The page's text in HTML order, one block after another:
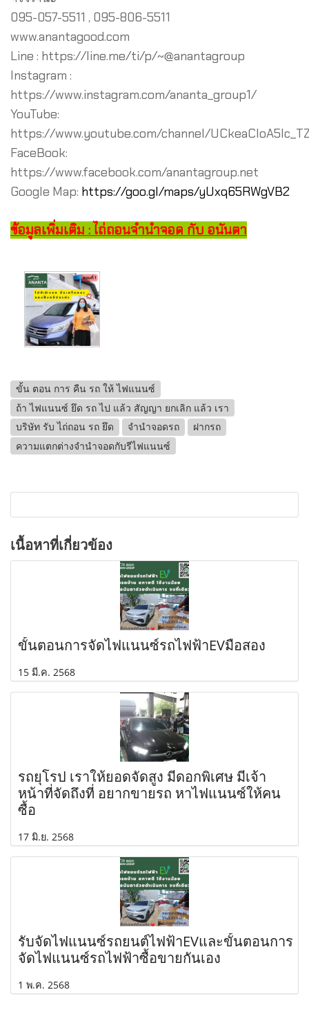
095-057-5511 , 095-806-5511
www.anantagood.com
Line : https://line.me/ti/p/~@anantagroup
Instagram :
https://www.instagram.com/ananta_group1/
YouTube:
https://www.youtube.com/channel/
FaceBook:
https://www.facebook.com/anantagroup.net
Google Map: https://goo.gl/maps/yUxq65RWgVB2
ข้อมูลเพิ่มเติม : ไถ่ถอนจำนำจอด กับ อนันตา
ขั้น ตอน การ คืน รถ ให้ ไฟแนนซ์
ถ้า ไฟแนนซ์ ยึด รถ ไป แล้ว สัญญา ยกเลิก แล้ว เรา
บริษัท รับ ไถ่ถอน รถ ยึด
จำนำจอดรถ
ฝากรถ
ความแตกต่างจำนำจอดกับรีไฟแนนซ์
เนื้อหาที่เกี่ยวข้อง
ขั้นตอนการจัดไฟแนนซ์รถไฟฟ้าEVมือสอง
15 มี.ค. 2568
รถยุโรป เราให้ยอดจัดสูง มีดอกพิเศษ มีเจ้า
หน้าที่จัดถึงที่ อยากขายรถ หาไฟแนนซ์ให้คน
ซื้อ
17 มิ.ย. 2568
รับจัดไฟแนนซ์รถยนต์ไฟฟ้าEVและขั้นตอนการ
จัดไฟแนนซ์รถไฟฟ้าซื้อขายกันเอง
1 พ.ค. 2568